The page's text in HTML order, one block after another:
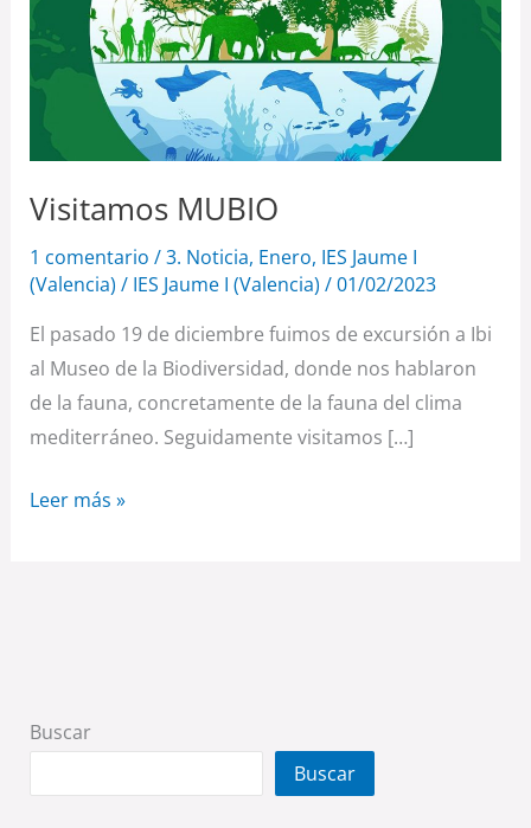
Visitamos MUBIO
1 comentario /3. Noticia, Enero, IES Jaume I
(Valencia) / IES Jaume I (Valencia) /01/02/2023
El pasado 19 de diciembre fuimos de excursión a Ibi
al Museo de la Biodiversidad, donde nos hablaron
de la fauna, concretamente de la fauna del clima
mediterráneo. Seguidamente visitamos […]
Leer más »
Buscar
Buscar